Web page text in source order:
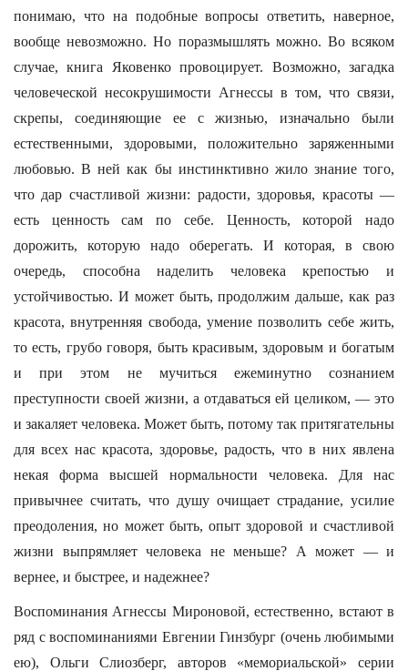
понимаю, что на подобные вопросы ответить, наверное,
вообще невозможно. Но поразмышлять можно. Во всяком
случае, книга Яковенко провоцирует. Возможно, загадка
человеческой несокрушимости Агнессы в том, что связи,
скрепы, соединяющие ее с жизнью, изначально были
естественными, здоровыми, положительно заряженными
любовью. В ней как бы инстинктивно жило знание того,
что дар счастливой жизни: радости, здоровья, красоты —
есть ценность сам по себе. Ценность, которой надо
дорожить, которую надо оберегать. И которая, в свою
очередь, способна наделить человека крепостью и
устойчивостью. И может быть, продолжим дальше, как раз
красота, внутренняя свобода, умение позволить себе жить,
то есть, грубо говоря, быть красивым, здоровым и богатым
и при этом не мучиться ежеминутно сознанием
преступности своей жизни, а отдаваться ей целиком, — это
и закаляет человека. Может быть, потому так притягательны
для всех нас красота, здоровье, радость, что в них явлена
некая форма высшей нормальности человека. Для нас
привычнее считать, что душу очищает страдание, усилие
преодоления, но может быть, опыт здоровой и счастливой
жизни выпрямляет человека не меньше? А может — и
вернее, и быстрее, и надежнее?
Воспоминания Агнессы Мироновой, естественно, встают в
ряд с воспоминаниями Евгении Гинзбург (очень любимыми
ею), Ольги Слиозберг, авторов «мемориальской» серии